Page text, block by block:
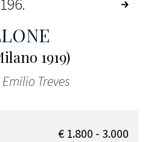
196
1919)
Treves
€ 1.800 - 3.000